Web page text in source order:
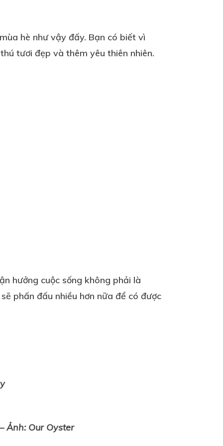
hè như vậy đấy. Bạn có biết vì
tươi đẹp và thêm yêu thiên nhiên.
hưởng cuộc sống không phải là
phấn đấu nhiều hơn nữa để có được
Ảnh: Our Oyster